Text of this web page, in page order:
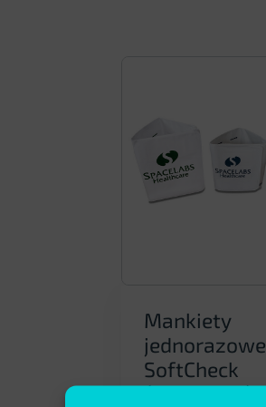
Mankiety
jednorazowe
SoftCheck
(Spacelabs)